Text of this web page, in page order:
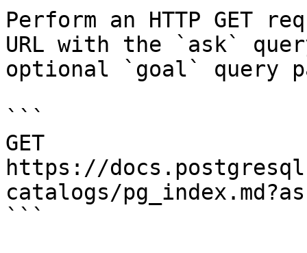
Perform an HTTP GET
URL with the `ask`
optional `goal` query
```
GET
https://
catalogs/
```